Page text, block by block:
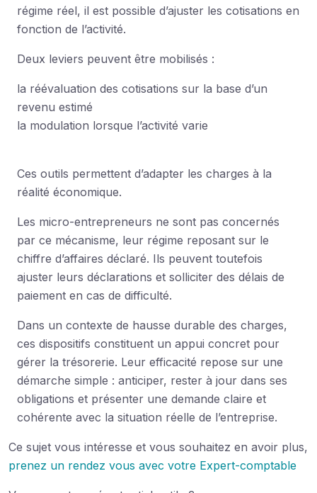
régime réel, il est possible d’ajuster les cotisations en
fonction de l’activité.
Deux leviers peuvent être mobilisés :
la réévaluation des cotisations sur la base d’un
revenu estimé
la modulation lorsque l’activité varie
Ces outils permettent d’adapter les charges à la
réalité économique.
Les micro-entrepreneurs ne sont pas concernés
par ce mécanisme, leur régime reposant sur le
chiffre d’affaires déclaré. Ils peuvent toutefois
ajuster leurs déclarations et solliciter des délais de
paiement en cas de difficulté.
Dans un contexte de hausse durable des charges,
ces dispositifs constituent un appui concret pour
gérer la trésorerie. Leur efficacité repose sur une
démarche simple : anticiper, rester à jour dans ses
obligations et présenter une demande claire et
cohérente avec la situation réelle de l’entreprise.
Ce sujet vous intéresse et vous souhaitez en avoir plus,
prenez un rendez vous avec votre Expert-comptable